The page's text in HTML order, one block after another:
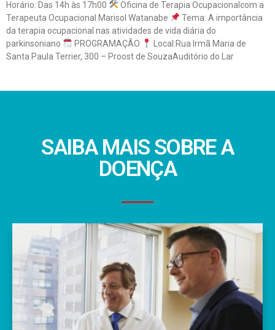
Horário: Das 14h às 17h00
Oficina de Terapia Ocupacionalcom a
Terapeuta Ocupacional Marisol Watanabe
Tema: A importância
da terapia ocupacional nas atividades de vida diária do
parkinsoniano
PROGRAMAÇÃO
Local:Rua Irmã Maria de
Santa Paula Terrier, 300 – Proost de SouzaAuditório do Lar
SAIBA MAIS SOBRE A
DOENÇA
Sobre a doença